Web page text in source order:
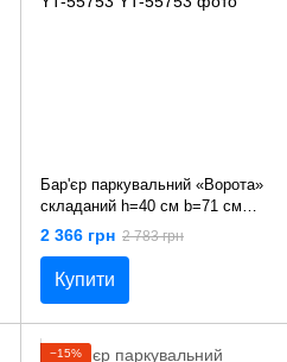
Бар'єр паркувальний «Ворота»
складаний h=40 см b=71 см
(без замка) Yato YT-55753
2 366 грн 2 783 грн
Купити
−15%